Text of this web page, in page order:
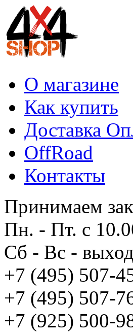
О магазине
Как купить
Доставка
OffRoad
Контакты
Принимаем
Пн. - Пт. с
Сб - Вс -
+7 (495) 507-
+7 (495) 507-
+7 (925) 500-